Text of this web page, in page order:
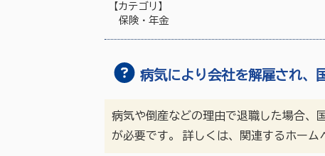
【カテゴリ】
保険・年金
病気により会社を解雇され、
病気や倒産などの理由で退職した場合、
が必要です。 詳しくは、関連するホーム